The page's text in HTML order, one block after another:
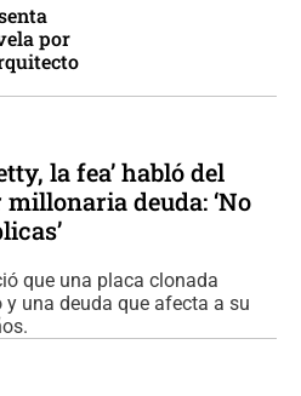
por
la fea’ habló del
deuda: ‘No
que una placa clonada
una deuda que afecta a su